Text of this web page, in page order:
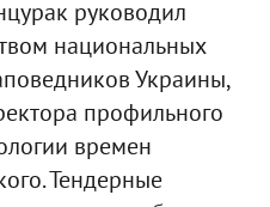
руководил
национальных
Украины,
профильного
времен
Тендерные